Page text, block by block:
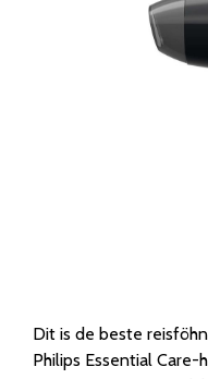
Dit is de beste
Philips Essential